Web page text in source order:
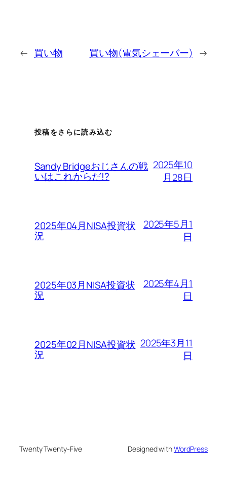
← 買い物 買い物(電気シェーバー) →
投稿をさらに読み込む
Sandy Bridgeおじさんの戦
いはこれからだ!?
2025年10
月28日
2025年04月NISA投資状
況
2025年5月1
日
2025年03月NISA投資状
況
2025年4月1
日
2025年02月NISA投資状
況
2025年3月11
日
Twenty Twenty-Five Designed withWordPress